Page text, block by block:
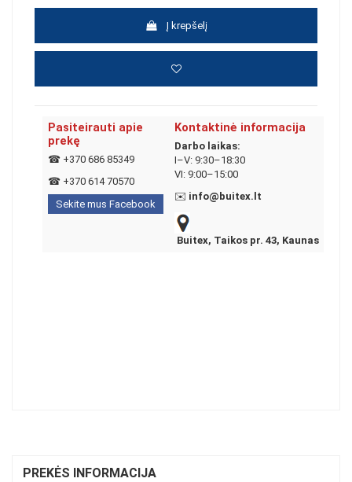
Į krepšelį
Pasiteirauti apie
prekę
☎ +370 686 85349
☎ +370 614 70570
Sekite mus Facebook
Kontaktinė informacija
Darbo laikas:
I–V: 9:30–18:30
VI: 9:00–15:00
✉️ info@buitex.lt
Buitex, Taikos pr. 43, Kaunas
PREKĖS INFORMACIJA